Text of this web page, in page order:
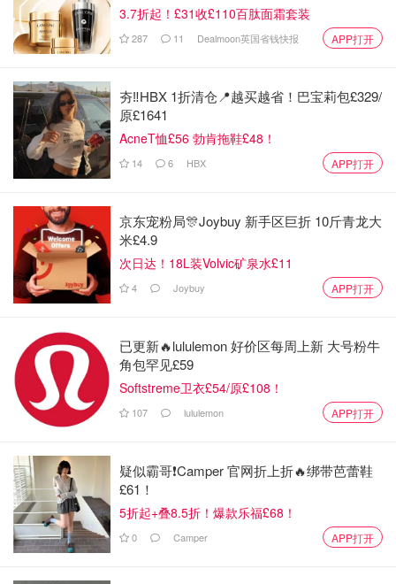
3.7折起！£31收£110百肽面霜套装
287 11 Dealmoon英国省钱快报 APP打开
夯‼️HBX 1折清仓📍越买越省！巴宝莉包£329/
原£1641
AcneT恤£56 勃肯拖鞋£48！
14 6 HBX APP打开
京东宠粉局🎊Joybuy 新手区巨折 10斤青龙大
米£4.9
次日达！18L装Volvic矿泉水£11
4 Joybuy APP打开
已更新🔥lululemon 好价区每周上新 大号粉牛
角包罕见£59
Softstreme卫衣£54/原£108！
107 lululemon APP打开
疑似霸哥❗️Camper 官网折上折🔥绑带芭蕾鞋
£61！
5折起+叠8.5折！爆款乐福£68！
0 Camper APP打开